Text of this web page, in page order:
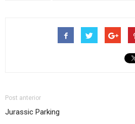
Post anterior
Jurassic Parking